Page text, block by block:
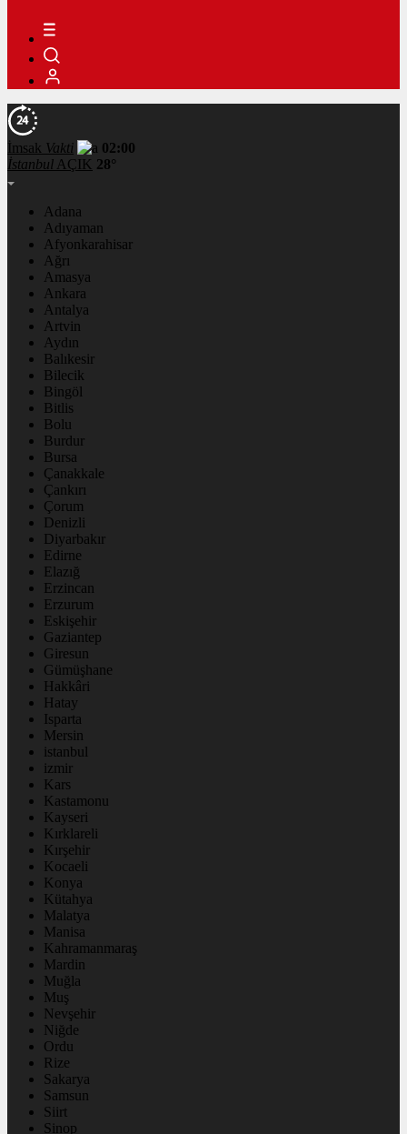
İmsak Vakti
02:00
İstanbul AÇIK 28°
Adana
Adıyaman
Afyonkarahisar
Ağrı
Amasya
Ankara
Antalya
Artvin
Aydın
Balıkesir
Bilecik
Bingöl
Bitlis
Bolu
Burdur
Bursa
Çanakkale
Çankırı
Çorum
Denizli
Diyarbakır
Edirne
Elazığ
Erzincan
Erzurum
Eskişehir
Gaziantep
Giresun
Gümüşhane
Hakkâri
Hatay
Isparta
Mersin
istanbul
izmir
Kars
Kastamonu
Kayseri
Kırklareli
Kırşehir
Kocaeli
Konya
Kütahya
Malatya
Manisa
Kahramanmaraş
Mardin
Muğla
Muş
Nevşehir
Niğde
Ordu
Rize
Sakarya
Samsun
Siirt
Sinop